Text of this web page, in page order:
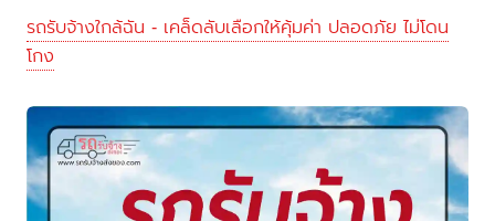
รถรับจ้างใกล้ฉัน - เคล็ดลับเลือกให้คุ้มค่า ปลอดภัย ไม่โดน
โกง